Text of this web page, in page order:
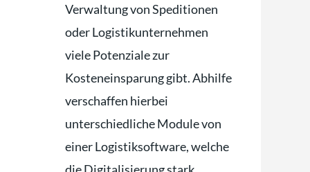
Verwaltung von Speditionen
oder Logistikunternehmen
viele Potenziale zur
Kosteneinsparung gibt. Abhilfe
verschaffen hierbei
unterschiedliche Module von
einer Logistiksoftware, welche